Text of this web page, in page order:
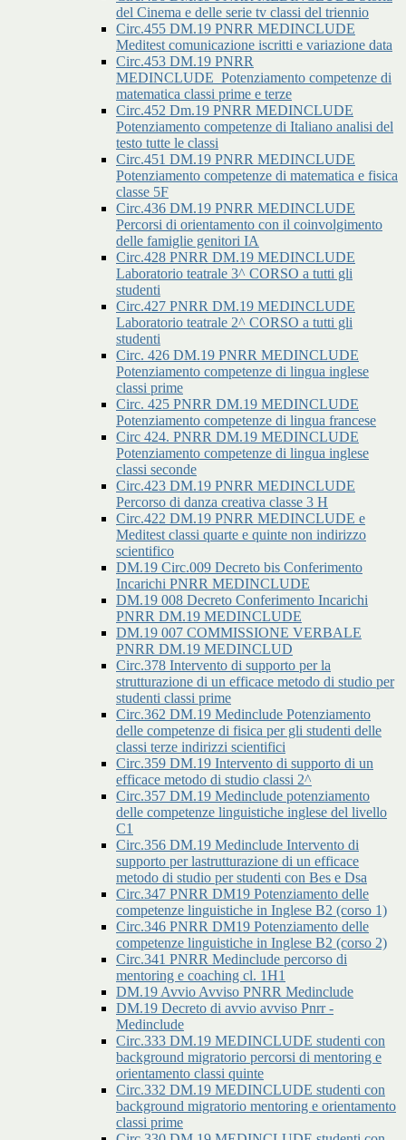
del Cinema e delle serie tv classi del triennio
Circ.455 DM.19 PNRR MEDINCLUDE
Meditest comunicazione iscritti e variazione data
Circ.453 DM.19 PNRR
MEDINCLUDE_Potenziamento competenze di
matematica classi prime e terze
Circ.452 Dm.19 PNRR MEDINCLUDE
Potenziamento competenze di Italiano analisi del
testo tutte le classi
Circ.451 DM.19 PNRR MEDINCLUDE
Potenziamento competenze di matematica e fisica
classe 5F
Circ.436 DM.19 PNRR MEDINCLUDE
Percorsi di orientamento con il coinvolgimento
delle famiglie genitori IA
Circ.428 PNRR DM.19 MEDINCLUDE
Laboratorio teatrale 3^ CORSO a tutti gli
studenti
Circ.427 PNRR DM.19 MEDINCLUDE
Laboratorio teatrale 2^ CORSO a tutti gli
studenti
Circ. 426 DM.19 PNRR MEDINCLUDE
Potenziamento competenze di lingua inglese
classi prime
Circ. 425 PNRR DM.19 MEDINCLUDE
Potenziamento competenze di lingua francese
Circ 424. PNRR DM.19 MEDINCLUDE
Potenziamento competenze di lingua inglese
classi seconde
Circ.423 DM.19 PNRR MEDINCLUDE
Percorso di danza creativa classe 3 H
Circ.422 DM.19 PNRR MEDINCLUDE e
Meditest classi quarte e quinte non indirizzo
scientifico
DM.19 Circ.009 Decreto bis Conferimento
Incarichi PNRR MEDINCLUDE
DM.19 008 Decreto Conferimento Incarichi
PNRR DM.19 MEDINCLUDE
DM.19 007 COMMISSIONE VERBALE
PNRR DM.19 MEDINCLUD
Circ.378 Intervento di supporto per la
strutturazione di un efficace metodo di studio per
studenti classi prime
Circ.362 DM.19 Medinclude Potenziamento
delle competenze di fisica per gli studenti delle
classi terze indirizzi scientifici
Circ.359 DM.19 Intervento di supporto di un
efficace metodo di studio classi 2^
Circ.357 DM.19 Medinclude potenziamento
delle competenze linguistiche inglese del livello
C1
Circ.356 DM.19 Medinclude Intervento di
supporto per lastrutturazione di un efficace
metodo di studio per studenti con Bes e Dsa
Circ.347 PNRR DM19 Potenziamento delle
competenze linguistiche in Inglese B2 (corso 1)
Circ.346 PNRR DM19 Potenziamento delle
competenze linguistiche in Inglese B2 (corso 2)
Circ.341 PNRR Medinclude percorso di
mentoring e coaching cl. 1H1
DM.19 Avvio Avviso PNRR Medinclude
DM.19 Decreto di avvio avviso Pnrr -
Medinclude
Circ.333 DM.19 MEDINCLUDE studenti con
background migratorio percorsi di mentoring e
orientamento classi quinte
Circ.332 DM.19 MEDINCLUDE studenti con
background migratorio mentoring e orientamento
classi prime